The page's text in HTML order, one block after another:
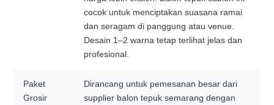
cocok untuk menciptakan suasana ramai
dan seragam di panggung atau venue.
Desain 1–2 warna tetap terlihat jelas dan
profesional.
Paket
Grosir
Dirancang untuk pemesanan besar dari
supplier balon tepuk semarang dengan